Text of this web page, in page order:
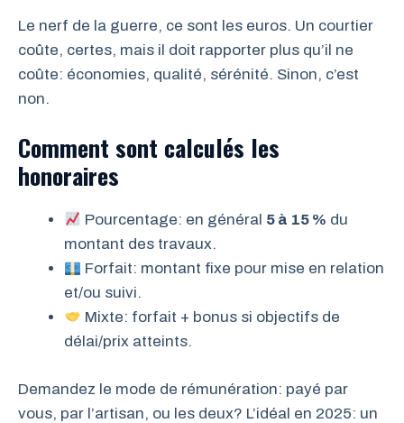
Le nerf de la guerre, ce sont les euros. Un courtier
coûte, certes, mais il doit rapporter plus qu’il ne
coûte: économies, qualité, sérénité. Sinon, c’est
non.
Comment sont calculés les
honoraires
Pourcentage: en général 5 à 15 % du
montant des travaux.
Forfait: montant fixe pour mise en relation
et/ou suivi.
Mixte: forfait + bonus si objectifs de
délai/prix atteints.
Demandez le mode de rémunération: payé par
vous, par l’artisan, ou les deux? L’idéal en 2025: un